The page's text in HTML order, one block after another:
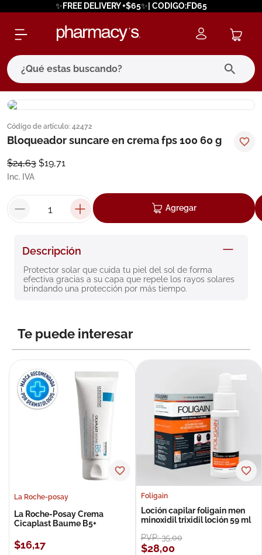
✨FREE DELIVERY +$65✨| CODIGO:FD65
¿Qué estas buscando?
Código de artículo: 42472
Bloqueador suncare en crema fps 100 60 g
$24,63 $19,71
Inc. IVA
Agregar
Descripción
Protector solar que cuida tu piel del sol de forma
efectiva gracias a su capa que repele los rayos solares
brindando una protección por más tiempo.
Te puede interesar
La Roche-posay
La Roche-Posay Crema
Cicaplast Baume B5+
$16,17
Foligain
Loción capilar foligain men
minoxidil trixidil loción 59 ml
PVP:35,00
$28,00
términos más buscados
1. eucerin
. bioderma
cerave
7. isdin
8. roche posay
9 . nivea